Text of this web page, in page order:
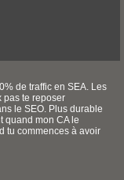
de traffic en SEA. Les
pas te reposer
le SEO. Plus durable
quand mon CA le
tu commences à avoir